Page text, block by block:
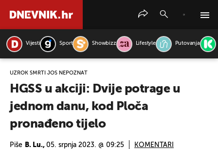
Vijesti Sport Showbizz Lifestyle Putovanja
UZROK SMRTI JOŠ NEPOZNAT
HGSS u akciji: Dvije potrage u
jednom danu, kod Ploča
pronađeno tijelo
Piše B. Lu., 05. srpnja 2023. @ 09:25 KOMENTARI
PRETRAŽITE VIJESTI